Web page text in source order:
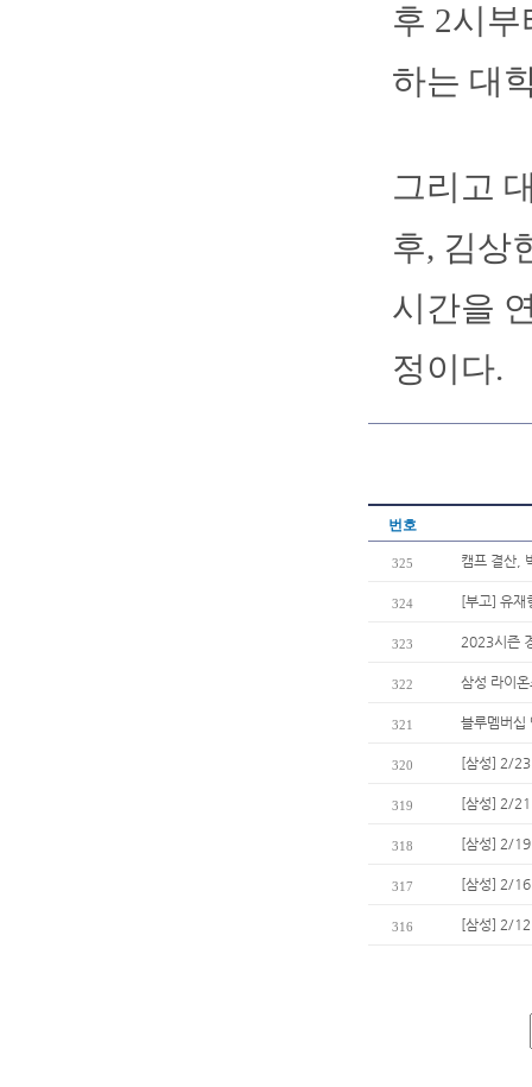
후 2시
하는 대
그리고
후, 김상
시간을
정이다.
번호
325 캠프 결산,
324 [부고] 유재
323 2023시즌
322 삼성 라이
321 블루멤버십
320 [삼성] 2/
319 [삼성] 2/
318 [삼성] 2/
317 [삼성] 2/
316 [삼성] 2/